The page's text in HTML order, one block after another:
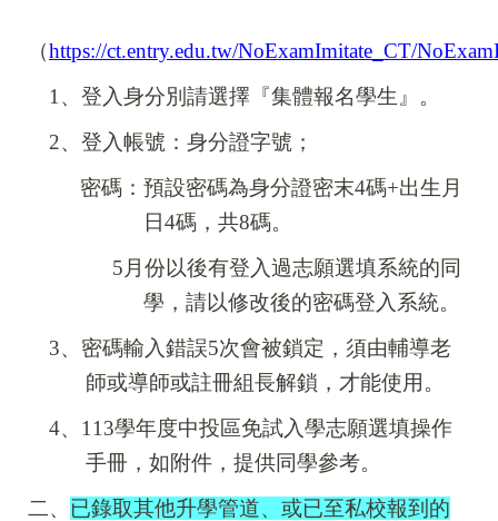
（https://ct.entry.edu.tw/NoExamImitate_CT/
1 、登入身分別請選擇『集體報名學生』。
2、登入帳號：身分證字號；
密碼：預設密碼為身分證密末4碼+出生月
日4碼，共8碼。
5 月份以後有登入過志願選填系統的同
學，請以修改後的密碼登入系統。
3、密碼輸入錯誤5次會被鎖定，須由輔導老
師或導師或註冊組長解鎖，才能使用。
4、113學年度中投區免試入學志願選填操作
手冊，如附件，提供同學參考。
二、 已錄取其他升學管道、或已至私校報到的